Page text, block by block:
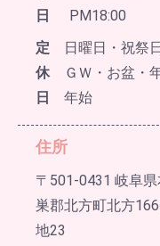
日
PM18:00
定
休
日
日曜日・祝祭
ＧＷ・お盆・
年始
住所
〒501-0431 岐阜県
巣郡北方町北方
地23